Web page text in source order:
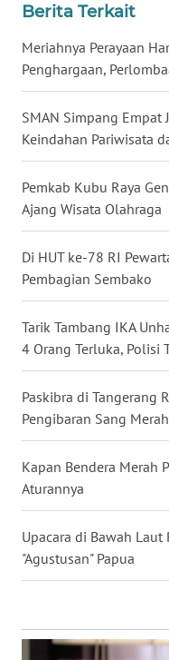
Berita Terkait
Meriahnya Perayaan
Penghargaan,
SMAN Simpang
Keindahan Pariwisata
Pemkab Kubu Raya
Ajang Wisata Olahraga
Di HUT ke-78 RI
Pembagian Sembako
Tarik Tambang IKA
4 Orang Terluka, Polisi
Paskibra di Tangerang
Pengibaran Sang
Kapan Bendera Merah
Aturannya
Upacara di Bawah
"Agustusan" Papua
KALTENG
WN
KALTARA
WN
KALSEL
WN
WN
WN
MALUKU
WN
MALUT
WN
DAIRI